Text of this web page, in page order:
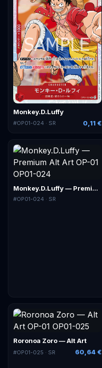
Monkey.D.Luffy
#OP01-024 · SR 0,11 €
Monkey.D.Luffy — Premium Alt Art
#OP01-024 · SR
Roronoa Zoro — Alt Art
#OP01-025 · SR 60,64 €